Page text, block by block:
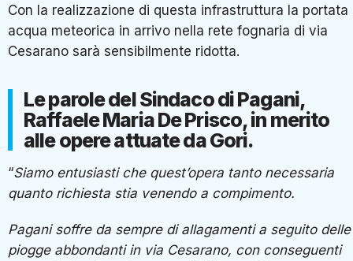
Con la realizzazione di questa infrastruttura la portata
acqua meteorica in arrivo nella rete fognaria di via
Cesarano sarà sensibilmente ridotta.
Le parole del Sindaco di Pagani,
Raffaele Maria De Prisco, in merito
alle opere attuate da Gori.
“Siamo entusiasti che quest’opera tanto necessaria
quanto richiesta stia venendo a compimento.
Pagani soffre da sempre di allagamenti a seguito delle
piogge abbondanti in via Cesarano, con conseguenti